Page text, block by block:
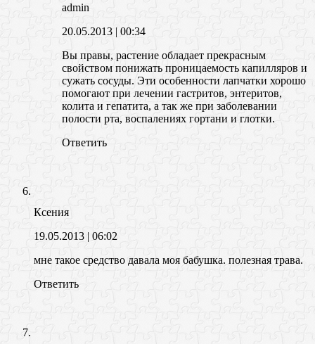
admin
20.05.2013 | 00:34
Вы правы, растение обладает прекрасным
свойством понижать проницаемость капилляров и
сужать сосуды. Эти особенности лапчатки хорошо
помогают при лечении гастритов, энтеритов,
колита и гепатита, а так же при заболевании
полости рта, воспалениях гортани и глотки.
Ответить
Ксения
19.05.2013 | 06:02
мне такое средство давала моя бабушка. полезная трава.
Ответить